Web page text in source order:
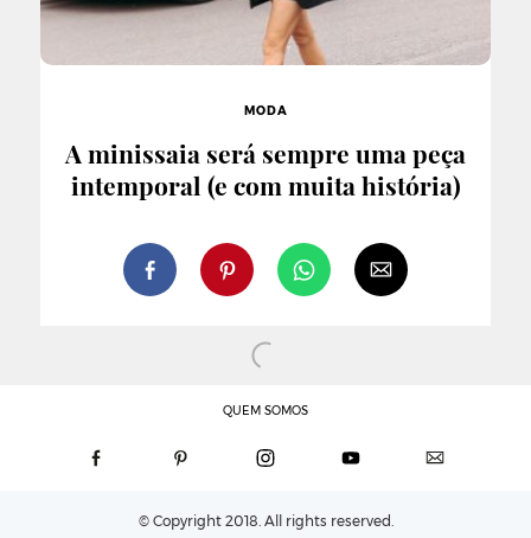
MODA
A minissaia será sempre uma peça
intemporal (e com muita história)
QUEM SOMOS
© Copyright 2018. All rights reserved.